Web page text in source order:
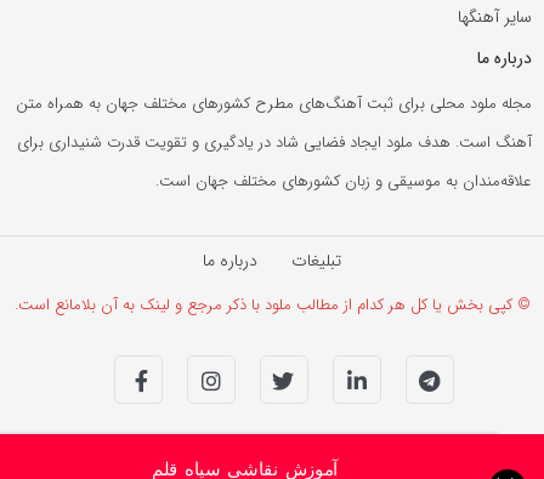
سایر آهنگها
درباره ما
مجله ملود محلی برای ثبت آهنگ‌های مطرح کشورهای مختلف جهان به همراه متن
آهنگ است. هدف ملود ایجاد فضایی شاد در یادگیری و تقویت قدرت شنیداری برای
علاقه‌مندان به موسیقی و زبان کشورهای مختلف جهان است.
تبلیغات درباره ما
© کپی بخش یا کل هر کدام از مطالب ملود با ذکر مرجع و لینک به آن بلامانع است.
آموزش نقاشی سیاه قلم